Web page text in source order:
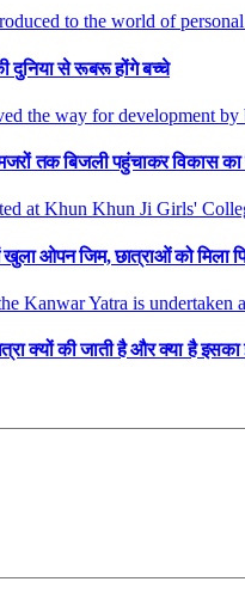
से रूबरू होंगे बच्चे
तक बिजली पहुंचाकर विकास का
ओपन जिम, छात्राओं को मिला
क्यों की जाती है और क्या है इसका